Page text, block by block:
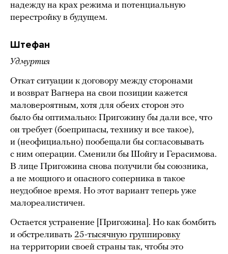
надежду на крах режима и потенциальную
перестройку в будущем.
Штефан
Удмуртия
Откат ситуации к договору между сторонами
и возврат Вагнера на свои позиции кажется
маловероятным, хотя для обеих сторон это
было бы оптимально: Пригожину бы дали все, что
он требует (боеприпасы, технику и все такое),
и (неофициально) пообещали бы согласовывать
с ним операции. Сменили бы Шойгу и Герасимова.
В лице Пригожина снова получили бы союзника,
а не мощного и опасного соперника в такое
неудобное время. Но этот вариант теперь уже
малореалистичен.
Остается устранение [Пригожина]. Но как бомбить
и обстреливать 25-тысячную группировку
на территории своей страны так, чтобы это